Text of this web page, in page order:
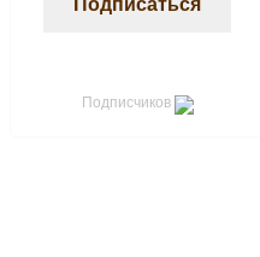
Подписчиков